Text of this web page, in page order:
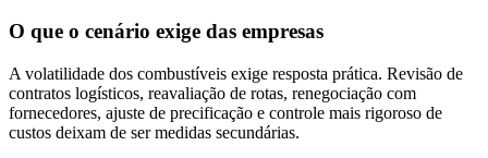
O que o cenário exige das empresas
A volatilidade dos combustíveis exige resposta prática. Revisão de
contratos logísticos, reavaliação de rotas, renegociação com
fornecedores, ajuste de precificação e controle mais rigoroso de
custos deixam de ser medidas secundárias.